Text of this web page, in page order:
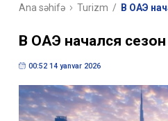
Ana səhifə Turizm / В ОАЭ
В ОАЭ начался
00:52 14 yanvar 2026